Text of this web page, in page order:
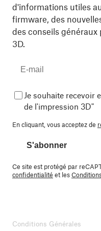
d'informations utiles
firmware, des
des conseils
3D.
Je souhaite recevoir
de l'impression 3D"
En cliquant, vous acceptez de
S'abonner
Ce site est protégé par
confidentialité et les
Conditions Générales